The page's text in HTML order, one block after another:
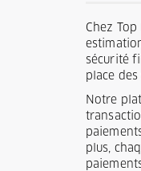
Chez
sécurité
place
Notre
plus,